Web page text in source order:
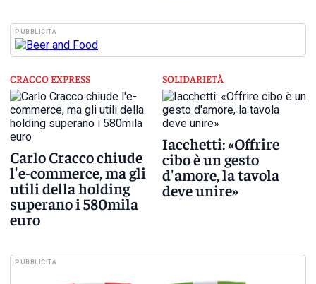
PUBBLICITÀ
CRACCO EXPRESS
Carlo Cracco chiude
l'e-commerce, ma gli
utili della holding
superano i 580mila
euro
SOLIDARIETÀ
Iacchetti: «Offrire
cibo è un gesto
d'amore, la tavola
deve unire»
PUBBLICITÀ